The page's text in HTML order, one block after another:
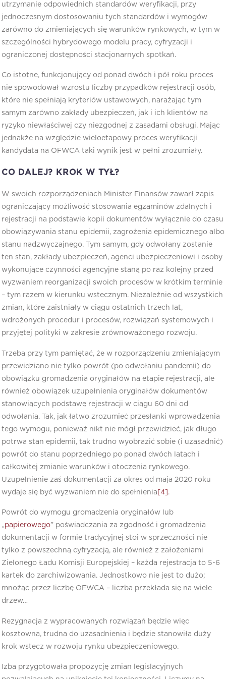
utrzymanie odpowiednich standardów weryfikacji, przy
jednoczesnym dostosowaniu tych standardów i wymogów
zarówno do zmieniających się warunków rynkowych, w tym w
szczególności hybrydowego modelu pracy, cyfryzacji i
ograniczonej dostępności stacjonarnych spotkań.
Co istotne, funkcjonujący od ponad dwóch i pół roku proces
nie spowodował wzrostu liczby przypadków rejestracji osób,
które nie spełniają kryteriów ustawowych, narażając tym
samym zarówno zakłady ubezpieczeń, jak i ich klientów na
ryzyko niewłaściwej czy niezgodnej z zasadami obsługi. Mając
jednakże na względzie wieloetapowy proces weryfikacji
kandydata na OFWCA taki wynik jest w pełni zrozumiały.
CO DALEJ? KROK W TYŁ?
W swoich rozporządzeniach Minister Finansów zawarł zapis
ograniczający możliwość stosowania egzaminów zdalnych i
rejestracji na podstawie kopii dokumentów wyłącznie do czasu
obowiązywania stanu epidemii, zagrożenia epidemicznego albo
stanu nadzwyczajnego. Tym samym, gdy odwołany zostanie
ten stan, zakłady ubezpieczeń, agenci ubezpieczeniowi i osoby
wykonujące czynności agencyjne staną po raz kolejny przed
wyzwaniem reorganizacji swoich procesów w krótkim terminie
– tym razem w kierunku wstecznym. Niezależnie od wszystkich
zmian, które zaistniały w ciągu ostatnich trzech lat,
wdrożonych procedur i procesów, rozwiązań systemowych i
przyjętej polityki w zakresie zrównoważonego rozwoju.
Trzeba przy tym pamiętać, że w rozporządzeniu zmieniającym
przewidziano nie tylko powrót (po odwołaniu pandemii) do
obowiązku gromadzenia oryginałów na etapie rejestracji, ale
również obowiązek uzupełnienia oryginałów dokumentów
stanowiących podstawę rejestracji w ciągu 60 dni od
odwołania. Tak, jak łatwo zrozumieć przesłanki wprowadzenia
tego wymogu, ponieważ nikt nie mógł przewidzieć, jak długo
potrwa stan epidemii, tak trudno wyobrazić sobie (i uzasadnić)
powrót do stanu poprzedniego po ponad dwóch latach i
całkowitej zmianie warunków i otoczenia rynkowego.
Uzupełnienie zaś dokumentacji za okres od maja 2020 roku
wydaje się być wyzwaniem nie do spełnienia [4] .
Powrót do wymogu gromadzenia oryginałów lub
„papierowego” poświadczania za zgodność i gromadzenia
dokumentacji w formie tradycyjnej stoi w sprzeczności nie
tylko z powszechną cyfryzacją, ale również z założeniami
Zielonego Ładu Komisji Europejskiej – każda rejestracja to 5-6
kartek do zarchiwizowania. Jednostkowo nie jest to dużo;
mnożąc przez liczbę OFWCA – liczba przekłada się na wiele
drzew…
Rezygnacja z wypracowanych rozwiązań będzie więc
kosztowna, trudna do uzasadnienia i będzie stanowiła duży
krok wstecz w rozwoju rynku ubezpieczeniowego.
Izba przygotowała propozycję zmian legislacyjnych